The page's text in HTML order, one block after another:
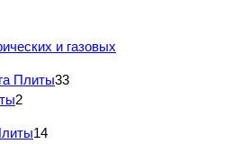
и газовых
Плиты33
2
14